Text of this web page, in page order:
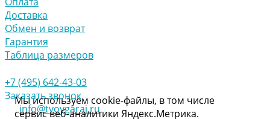
Доставка
Обмен и возврат
Гарантия
Таблица размеров
+7 (495) 642-43-03
Заказать звонок
info@tvoygaraj.ru
Мы используем cookie-файлы, в том числе
сервис веб-аналитики Яндекс.Метрика.